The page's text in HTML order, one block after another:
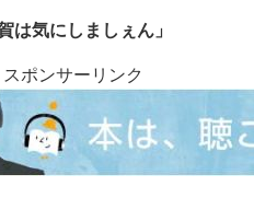
は気にしましぇん」
スポンサーリンク